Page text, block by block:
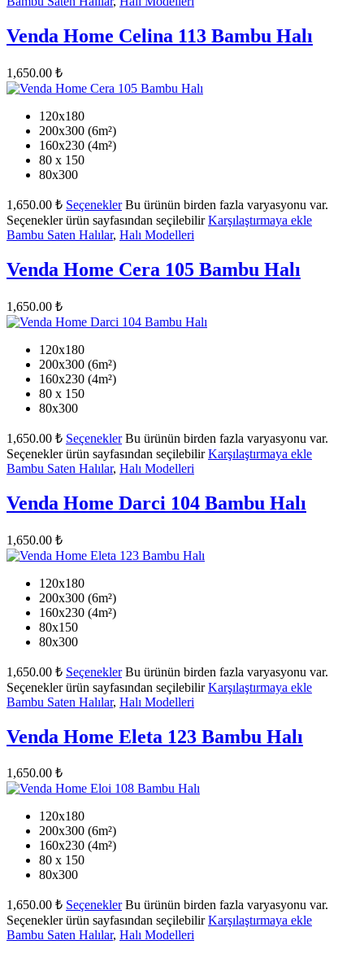
Venda Home Celina 113 Bambu Halı
1,650.00 ₺
120x180
200x300 (6m²)
160x230 (4m²)
80 x 150
80x300
1,650.00 ₺ Seçenekler Bu ürünün birden fazla varyasyonu var.
Seçenekler ürün sayfasından seçilebilirKarşılaştırmaya ekle
Bambu Saten Halılar, Halı Modelleri
Venda Home Cera 105 Bambu Halı
1,650.00 ₺
120x180
200x300 (6m²)
160x230 (4m²)
80 x 150
80x300
1,650.00 ₺ Seçenekler Bu ürünün birden fazla varyasyonu var.
Seçenekler ürün sayfasından seçilebilirKarşılaştırmaya ekle
Bambu Saten Halılar, Halı Modelleri
Venda Home Darci 104 Bambu Halı
1,650.00 ₺
120x180
200x300 (6m²)
160x230 (4m²)
80x150
80x300
1,650.00 ₺ Seçenekler Bu ürünün birden fazla varyasyonu var.
Seçenekler ürün sayfasından seçilebilirKarşılaştırmaya ekle
Bambu Saten Halılar, Halı Modelleri
Venda Home Eleta 123 Bambu Halı
1,650.00 ₺
120x180
200x300 (6m²)
160x230 (4m²)
80 x 150
80x300
1,650.00 ₺ Seçenekler Bu ürünün birden fazla varyasyonu var.
Seçenekler ürün sayfasından seçilebilirKarşılaştırmaya ekle
Bambu Saten Halılar, Halı Modelleri